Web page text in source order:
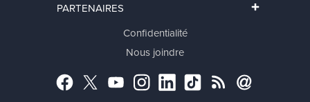
PARTENAIRES
Confidentialité
Nous joindre
Facebook
TwitterYouTubeInstagram
LinkedInTikTokRSS Abonnement